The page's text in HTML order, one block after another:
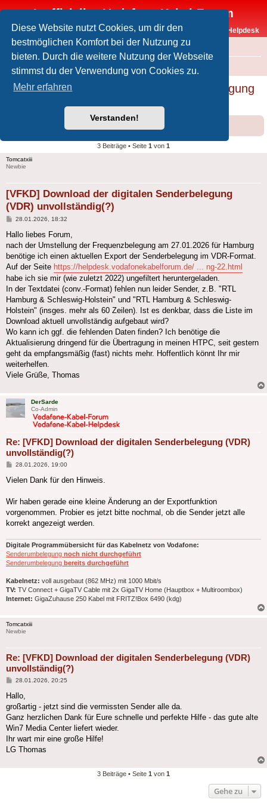
Diese Website nutzt Cookies, um dir den
bestmöglichen Komfort bei der Nutzung zu
bieten. Durch die weitere Nutzung der Webseite
stimmst du der Verwendung von Cookies zu.
Mehr erfahren
Verstanden!
Inoffizielles Vodafone-Kabel-Forum
Vodafone-Kabel-Helpdesk
FAQ
Foren-Übersicht Intern Rund um Forum und Helpdesk
[VFKD] Download der digitalen Senderbelegung
3 Beiträge • Seite 1 von 1
Tomcatxiii
Newbie
[VFKD] Download der digitalen Senderbelegung
(VDR) unvollständig(?)
Beitrag
28.01.2026, 18:32
Hallo liebes Forum,
nach der Umstellung der Frequenzbelegung am 27.01.2026 für Hamburg
benötige ich einen aktuellen Export der Senderbelegung im VDR-Format.
Auf der Seite https://helpdesk.vodafonekabelforum.de/ ... ng-22.html
habe ich sie mir (wie zuletzt 2022) ungefiltert heruntergeladen.
In der Textdatei (conv.-Format) fehlen nun leider Sender, z.B. "RTL
Hamburg & Schleswig-Holstein" und "RTL Hamburg & Schleswig-
Holstein" (insges. mehr als 60 Zeilen). Ist es denkbar, dass die Liste im
Download aktuell unvollständig aufgebaut wird?
Wo kann ich ggf. die fehlenden Daten finden? Ich benötige die
Aktualisierung dringend für die Übertragung in meinen HTPC, seit gestern
geht da empfangsmäßig (fast) nichts mehr. Hoffentlich könnt Ihr mir
weiterhelfen.
Viele Grüße, Thomas
DerSarde
Co-Admin
Re: [VFKD] Download der digitalen Senderbelegung (VDR)
unvollständig(?)
Beitrag
28.01.2026, 19:00
Vielen Dank für den Hinweis.
Wir haben gerade eine kleine Änderung an der Exportfunktion
vorgenommen. Probier es jetzt bitte nochmal, ob die Sender jetzt alle
korrekt angezeigt werden.
Digitale Programmübersicht für das Kabelnetz von Vodafone:
Senderumbelegung noch nicht durchgeführt
Senderumbelegung bereits durchgeführt
Kabelnetz: voll ausgebaut (862 MHz) mit 1000 Mbit/s
TV: TV Connect + GigaTV Cable mit 2x GigaTV Home (Hauptbox + Multiroombox)
Internet: GigaZuhause 250 Kabel mit FRITZ!Box 6490 (kdg)
Tomcatxiii
Newbie
Re: [VFKD] Download der digitalen Senderbelegung (VDR)
unvollständig(?)
Beitrag
28.01.2026, 20:25
Hallo,
großartig - jetzt sind die vermissten Sender alle da.
Ganz herzlichen Dank für Eure schnelle und perfekte Hilfe - das gute alte
Win7 Media Center liefert wieder.
Ihr wart mir eine große Hilfe!
LG Thomas
3 Beiträge • Seite 1 von 1
Gehe zu